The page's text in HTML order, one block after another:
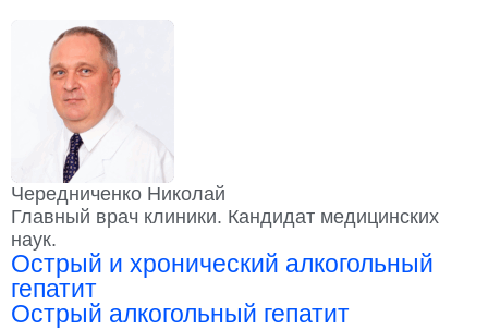
Чередниченко Николай
Главный врач клиники. Кандидат медицинских
наук.
Острый и хронический алкогольный
гепатит
Острый алкогольный гепатит